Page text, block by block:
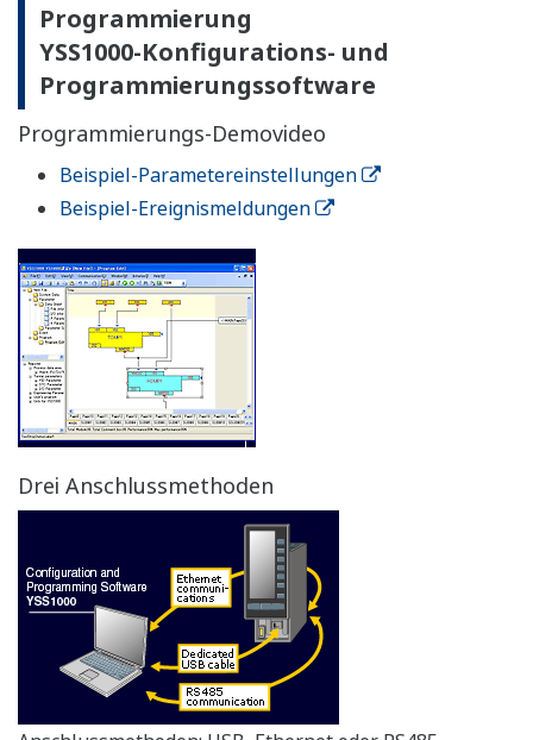
jetzt an Türen installieren, was zuvor problematisch
war.
Außenseiten
Hohe Zuverlässigkeit
Regelausgang-Backup-Funktion